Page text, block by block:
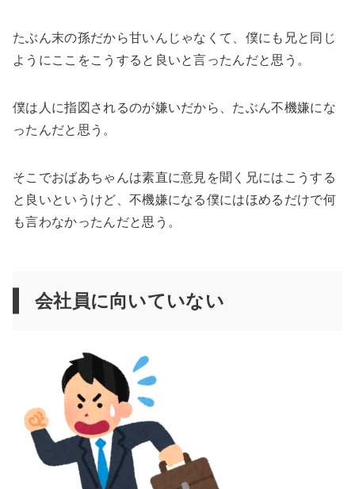
たぶん末の孫だから甘いんじゃなくて、僕にも兄と同じ
ようにここをこうすると良いと言ったんだと思う。
僕は人に指図されるのが嫌いだから、たぶん不機嫌にな
ったんだと思う。
そこでおばあちゃんは素直に意見を聞く兄にはこうする
と良いというけど、不機嫌になる僕にはほめるだけで何
も言わなかったんだと思う。
会社員に向いていない